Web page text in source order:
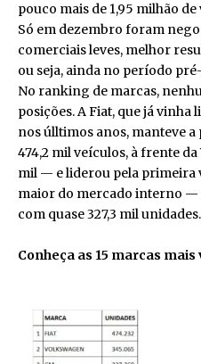
pouco mais de 1,95 milhão
Só em dezembro foram
comerciais leves, melhor
ou seja, ainda no período
No ranking de marcas,
posições. A Fiat, que já
nos úlltimos anos, manteve
474,2 mil veículos, à frente
mil — e liderou pela primeira
maior do mercado interno —
com quase 327,3 mil unidades.
Conheça as 15 marcas